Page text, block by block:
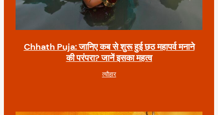
Chhath Puja: जानिए कब से शुरू हुई छठ महापर्व मनाने
की परंपरा? जानें इसका महत्व
त्यौहार